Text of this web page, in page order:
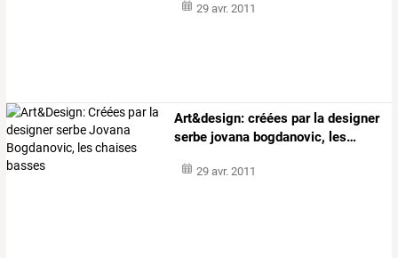
29 avr. 2011
Art&design: créées parla designer
serbe jovana bogdanovic, les…
29 avr. 2011